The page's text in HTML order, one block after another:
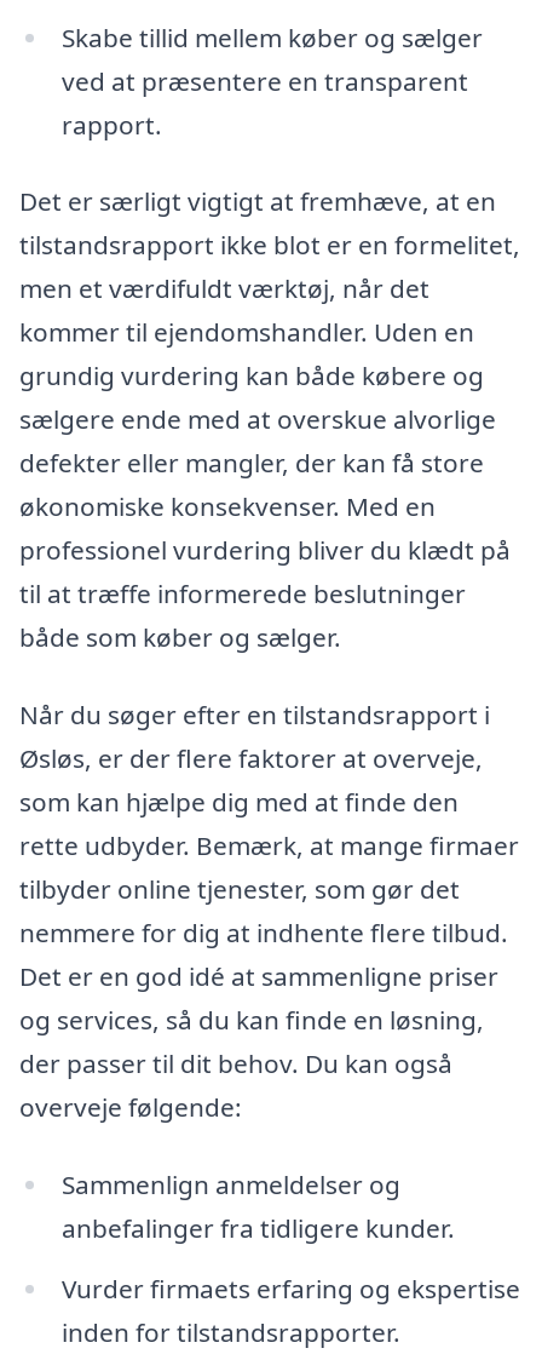
Skabe tillid mellem køber og sælger
ved at præsentere en transparent
rapport.
Det er særligt vigtigt at fremhæve, at en
tilstandsrapport ikke blot er en formelitet,
men et værdifuldt værktøj, når det
kommer til ejendomshandler. Uden en
grundig vurdering kan både købere og
sælgere ende med at overskue alvorlige
defekter eller mangler, der kan få store
økonomiske konsekvenser. Med en
professionel vurdering bliver du klædt på
til at træffe informerede beslutninger
både som køber og sælger.
Når du søger efter en tilstandsrapport i
Øsløs, er der flere faktorer at overveje,
som kan hjælpe dig med at finde den
rette udbyder. Bemærk, at mange firmaer
tilbyder online tjenester, som gør det
nemmere for dig at indhente flere tilbud.
Det er en god idé at sammenligne priser
og services, så du kan finde en løsning,
der passer til dit behov. Du kan også
overveje følgende:
Sammenlign anmeldelser og
anbefalinger fra tidligere kunder.
Vurder firmaets erfaring og ekspertise
inden for tilstandsrapporter.